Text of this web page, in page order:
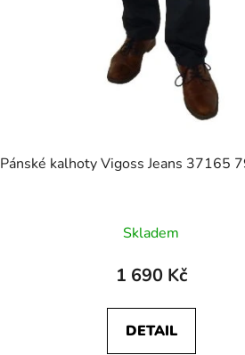
Pánské kalhoty Vigoss Jeans 37165
Skladem
1 690 Kč
DETAIL